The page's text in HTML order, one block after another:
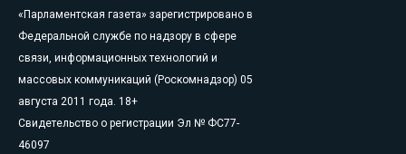
«Парламентская газета» зарегистрировано в
Федеральной службе по надзору в сфере
связи, информационных технологий и
массовых коммуникаций (Роскомнадзор) 05
августа 2011 года. 18+
Свидетельство о регистрации Эл № ФС77-
46097